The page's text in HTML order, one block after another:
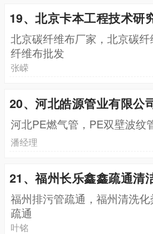
19、北京卡本工程技术研
北京碳纤维布厂家，北京碳
纤维布批发
张嵘
20、河北皓源管业有限公
河北PE燃气管，PE双壁波纹
潘经理
21、福州长乐鑫鑫疏通清
福州排污管疏通，福州清洗
疏通
叶铭